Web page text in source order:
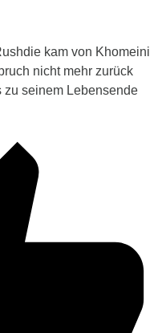
kam von Khomeini
nicht mehr zurück
zu seinem Lebensende